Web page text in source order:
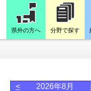
県外の方へ 分野で探す
< 2026年8月